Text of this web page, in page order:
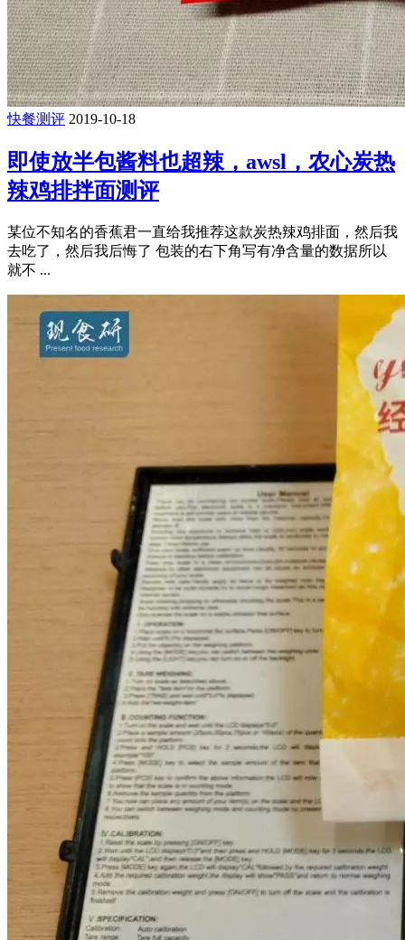
快餐测评 2019-10-18
即使放半包酱料也超辣，awsl，农心炭热
辣鸡排拌面测评
某位不知名的香蕉君一直给我推荐这款炭热辣鸡排面，然后我
去吃了，然后我后悔了 包装的右下角写有净含量的数据所以
就不 ...